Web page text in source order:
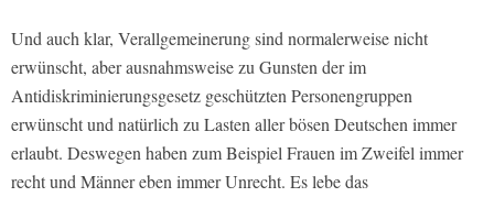
Und auch klar, Verallgemeinerung sind normalerweise nicht
erwünscht, aber ausnahmsweise zu Gunsten der im
Antidiskriminierungsgesetz geschützten Personengruppen
erwünscht und natürlich zu Lasten aller bösen Deutschen immer
erlaubt. Deswegen haben zum Beispiel Frauen im Zweifel immer
recht und Männer eben immer Unrecht. Es lebe das